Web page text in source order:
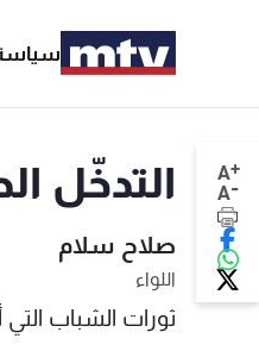
A+
A- التدخّل
صلاح سلام
اللواء
ثورات الشباب